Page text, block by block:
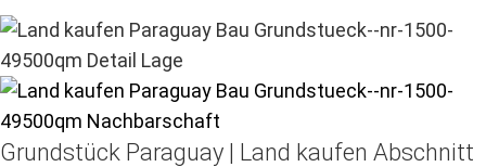
Grundstück Paraguay | Land kaufen Abschnitt